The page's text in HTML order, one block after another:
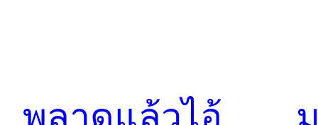
พลาดแล้วไอ้